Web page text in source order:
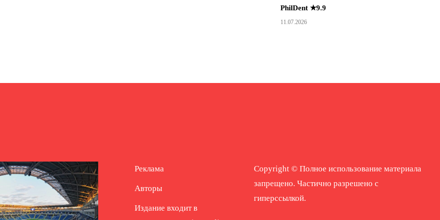
PhilDent ★9.9
11.07.2026
Реклама
Авторы
Издание входит в
Copyright © Полное использование материала
запрещено. Частично разрешено с
гиперссылкой.